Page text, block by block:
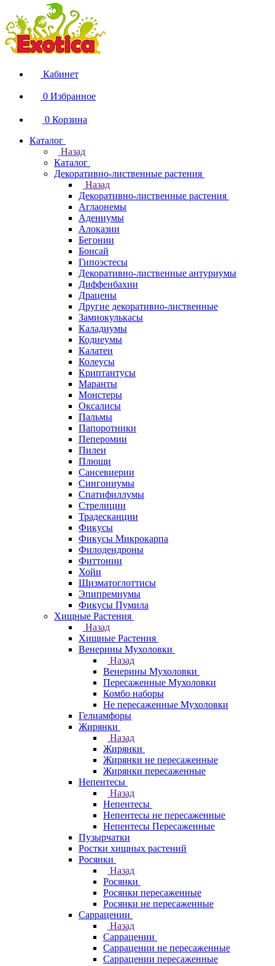
Кабинет
0 Избранное
0 Корзина
Каталог
Назад
Каталог
Декоративно-лиственные растения
Назад
Декоративно-лиственные растения
Аглаонемы
Адениумы
Алоказии
Бегонии
Бонсай
Гипоэстесы
Декоративно-лиственные антуриумы
Диффенбахии
Драцены
Другие декоративно-лиственные
Замиокулькасы
Каладиумы
Кодиеумы
Калатеи
Колеусы
Криптантусы
Маранты
Монстеры
Оксалисы
Пальмы
Папоротники
Пеперомии
Пилеи
Плющи
Сансевиерии
Сингониумы
Спатифиллумы
Стрелиции
Традесканции
Фикусы
Фикусы Микрокарпа
Филодендроны
Фиттонии
Хойи
Шизматоглоттисы
Эпипремнумы
Фикусы Пумила
Хищные Растения
Назад
Хищные Растения
Венерины Мухоловки
Назад
Венерины Мухоловки
Пересаженные Мухоловки
Комбо наборы
Не пересаженные Мухоловки
Гелиамфоры
Жирянки
Назад
Жирянки
Жирянки не пересаженные
Жирянки пересаженные
Непентесы
Назад
Непентесы
Непентесы не пересаженные
Непентесы Пересаженные
Пузырчатки
Ростки хищных растений
Росянки
Назад
Росянки
Росянки пересаженные
Росянки не пересаженные
Саррацении
Назад
Саррацении
Саррацении не пересаженные
Саррацении пересаженные